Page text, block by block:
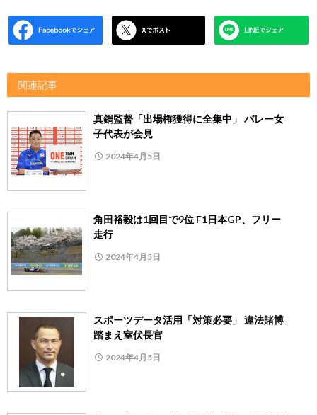
関連記事
真鍋監督「出場権獲得に全集中」 バレー女
子代表が会見
2024年4月5日
角田裕毅は1回目で9位 F1日本GP、フリー
走行
2024年4月5日
スポーツデータ活用「対策必要」 違法賭博
踏まえ室伏長官
2024年4月5日